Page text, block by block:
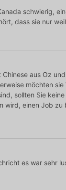
schwierig,
dass sie nur
Chinese aus Oz
möchten sie
sollten Sie
wird, einen Job zu
es war sehr